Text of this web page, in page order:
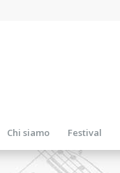
Chi siamo Festival